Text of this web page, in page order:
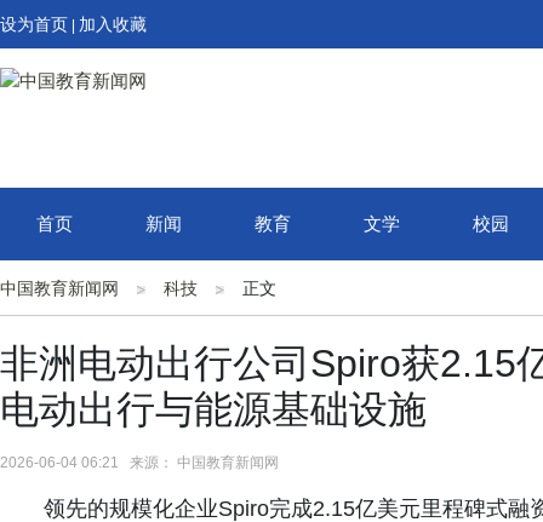
设为首页 加入收藏
首页 新闻 教育 文学 校园
中国教育新闻网 科技 正文
非洲电动出行公司Spiro获2.15
电动出行与能源基础设施
2026-06-04 06:21 来源： 中国教育新闻网
领先的规模化企业Spiro完成2.15亿美元里程碑式